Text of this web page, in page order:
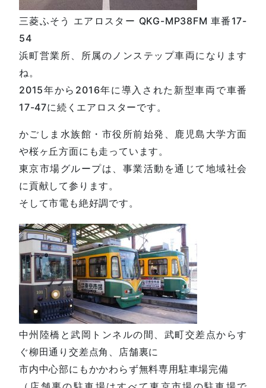
三菱ふそう エアロスター QKG-MP38FM 車番17-
54
浜町営業所、所属のノンステップ車両になります
ね。
2015年から2016年に導入された新型車両で車番
17-47に続くエアロスターです。
かごしま水族館・市役所前始発、鹿児島大学方面
や桜ヶ丘方面にも走っています。
東京市場グループは、事業活動を通じて地域社会
に貢献して参ります。
そして市電も絶好調です。
中州陸橋と武岡トンネルの間、武町交差点からす
ぐ柳田通り交差点角、店舗裏に
市内中心部にもかかわらず無料専用駐車場完備